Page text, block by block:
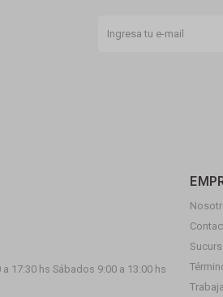
17:30 hs Sábados 9:00 a 13:00 hs